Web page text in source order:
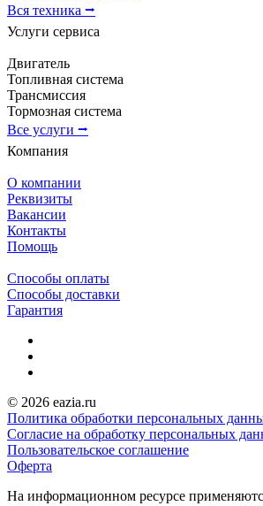
Вся техника ⭢
Услуги сервиса
Двигатель
Топливная система
Трансмиссия
Тормозная система
Все услуги ⭢
Компания
О компании
Реквизиты
Вакансии
Контакты
Помощь
Способы оплаты
Способы доставки
Гарантия
© 2026 eazia.ru
Политика обработки персональных
Согласие на обработку персональных
Пользовательское соглашение
Оферта
На информационном ресурсе